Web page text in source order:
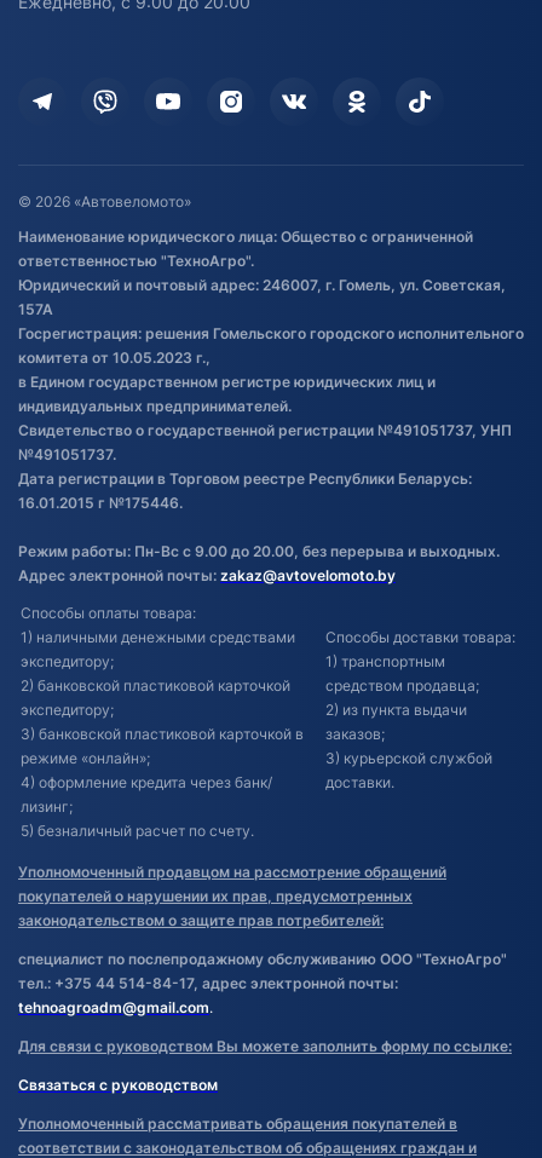
Доставка
Дополнительные услуги
Оставить отзыв
Договор публичной оферты
Обработка файлов cookie
Постановка транспорта на учет
Обновления в ЭПТС 2024
Здоровье
© 2026 «Автовеломото»
Наименование юридического лица: Общество с ограниченной
ответственностью "ТехноАгро".
Юридический и почтовый адрес: 246007, г. Гомель, ул. Советская,
157А
Госрегистрация: решения Гомельского городского исполнительного
комитета от 10.05.2023 г.,
в Едином государственном регистре юридических лиц и
индивидуальных предпринимателей.
Свидетельство о государственной регистрации №491051737, УНП
№491051737.
Дата регистрации в Торговом реестре Республики Беларусь:
16.01.2015 г №175446.
Режим работы: Пн-Вс с 9.00 до 20.00, без перерыва и выходных.
Адрес электронной почты: zakaz@avtovelomoto.by
Способы оплаты товара:
1) наличными денежными средствами
экспедитору;
2) банковской пластиковой карточкой
экспедитору;
3) банковской пластиковой карточкой в
режиме «онлайн»;
4) оформление кредита через банк/
лизинг;
5) безналичный расчет по счету.
Способы доставки товара:
1) транспортным
средством продавца;
2) из пункта выдачи
заказов;
3) курьерской службой
доставки.
Уполномоченный продавцом на рассмотрение обращений
покупателей о нарушении их прав, предусмотренных
законодательством о защите прав потребителей:
специалист по послепродажному обслуживанию ООО "ТехноАгро"
тел.: +375 44 514-84-17, адрес электронной почты:
tehnoagroadm@gmail.com.
Для связи с руководством Вы можете заполнить форму по ссылке:
Связаться с руководством
Уполномоченный рассматривать обращения покупателей в
соответствии с законодательством об обращениях граждан и